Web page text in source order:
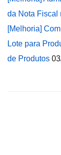
da Nota Fiscal
[Melhoria]
Lote para
de Produtos